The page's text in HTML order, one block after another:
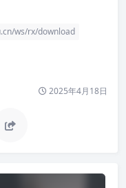
ws/rx/download
2025年4月18日